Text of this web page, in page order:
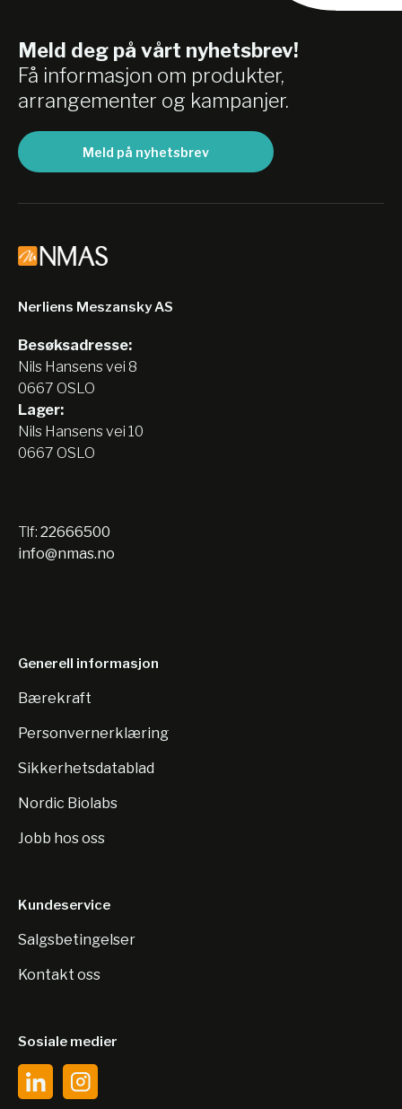
Meld deg på vårt nyhetsbrev!
Få informasjon om produkter,
arrangementer og kampanjer.
Meld på nyhetsbrev
Nerliens Meszansky AS
Besøksadresse:
Nils Hansens vei 8
0667 OSLO
Lager:
Nils Hansens vei 10
0667 OSLO
Tlf: 22666500
info@nmas.no
Generell informasjon
Bærekraft
Personvernerklæring
Sikkerhetsdatablad
Nordic Biolabs
Jobb hos oss
Kundeservice
Salgsbetingelser
Kontakt oss
Sosiale medier